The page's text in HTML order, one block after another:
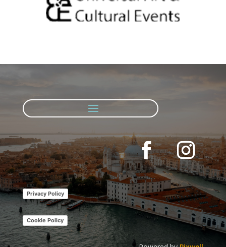
Privacy Policy
Cookie Policy